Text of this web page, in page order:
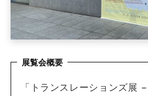
展覧会概要
「トランスレーションズ展